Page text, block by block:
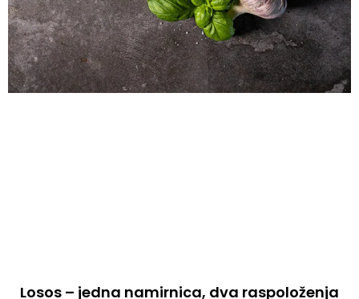
Losos – jedna namirnica, dva raspoloženja